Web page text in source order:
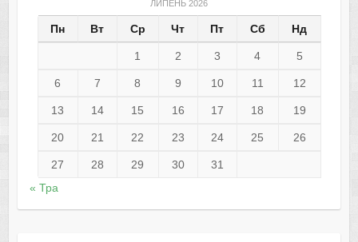
ЛИПЕНЬ 2026
Пн Вт Ср Чт Пт Сб Нд
1 2 3 4 5
6 7 8 9 10 11 12
13 14 15 16 17 18 19
20 21 22 23 24 25 26
27 28 29 30
31
« Тра